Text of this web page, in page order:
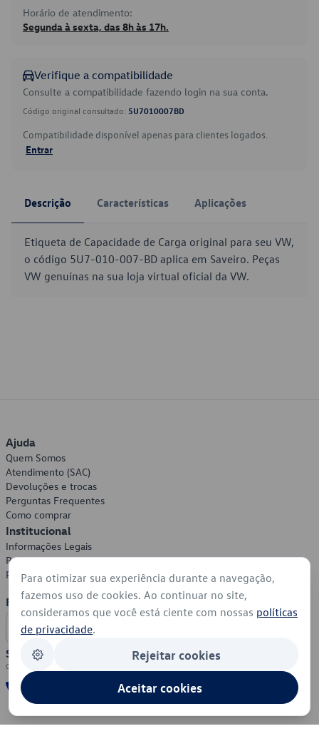
Horário de atendimento:
Segunda à sexta, das 8h às 17h.
Verifique a compatibilidade
Consulte a compatibilidade fazendo login na sua conta.
Código original consultado: 5U7010007BD
Compatibilidade disponível apenas para clientes logados.
Entrar
Descrição Características Aplicações
Etiqueta de Capacidade de Carga original para seu VW,
o código 5U7-010-007-BD aplica em Saveiro. Peças
VW genuínas na sua loja virtual oficial da VW.
Ajuda
Quem Somos
Atendimento (SAC)
Devoluções e trocas
Perguntas Frequentes
Como comprar
Institucional
Informações Legais
Política de Privacidade
Política de Cookies
Formas de Pagamento
Segurança
Para otimizar sua experiência durante a navegação,
fazemos uso de cookies. Ao continuar no site,
consideramos que você está ciente com nossas políticas
de privacidade.
Rejeitar cookies
Aceitar cookies